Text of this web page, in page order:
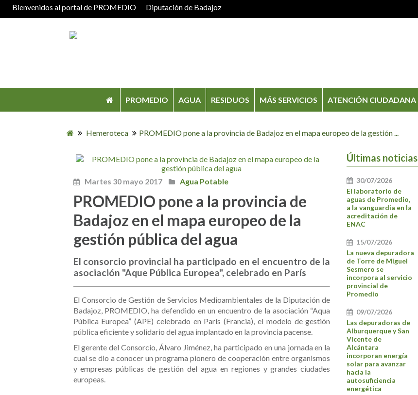
Bienvenidos al portal de PROMEDIO Diputación de Badajoz
PROMEDIO AGUA RESIDUOS MÁS SERVICIOS ATENCIÓN CIUDADANA
Hemeroteca PROMEDIO pone a la provincia de Badajoz en el mapa europeo de la gestión ...
Martes 30 mayo 2017 Agua Potable
PROMEDIO pone a la provincia de
Badajoz en el mapa europeo de la
gestión pública del agua
El consorcio provincial ha participado en el encuentro de la
asociación "Aque Pública Europea", celebrado en París
El Consorcio de Gestión de Servicios Medioambientales de la Diputación de
Badajoz, PROMEDIO, ha defendido en un encuentro de la asociación “Aqua
Pública Europea” (APE) celebrado en París (Francia), el modelo de gestión
pública eficiente y solidario del agua implantado en la provincia pacense.
El gerente del Consorcio, Álvaro Jiménez, ha participado en una jornada en la
cual se dio a conocer un programa pionero de cooperación entre organismos
y empresas públicas de gestión del agua en regiones y grandes ciudades
europeas.
Últimas noticias
30/07/2026
El laboratorio de
aguas de Promedio,
a la vanguardia en la
acreditación de
ENAC
15/07/2026
La nueva depuradora
de Torre de Miguel
Sesmero se
incorpora al servicio
provincial de
Promedio
09/07/2026
Las depuradoras de
Alburquerque y San
Vicente de
Alcántara
incorporan energía
solar para avanzar
hacia la
autosuficiencia
energética